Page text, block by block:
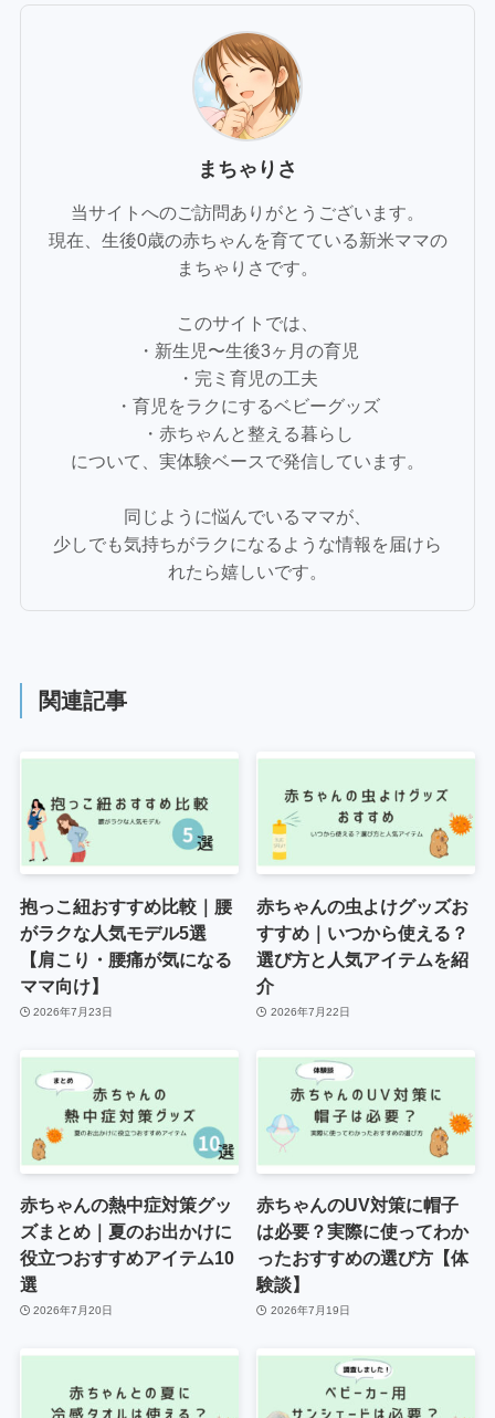
まちゃりさ
当サイトへのご訪問ありがとうございます。
現在、生後0歳の赤ちゃんを育てている新米ママの
まちゃりさです。
このサイトでは、
・新生児〜生後3ヶ月の育児
・完ミ育児の工夫
・育児をラクにするベビーグッズ
・赤ちゃんと整える暮らし
について、実体験ベースで発信しています。
同じように悩んでいるママが、
少しでも気持ちがラクになるような情報を届けら
れたら嬉しいです。
関連記事
抱っこ紐おすすめ比較｜腰
がラクな人気モデル5選
【肩こり・腰痛が気になる
ママ向け】
2026年7月23日
赤ちゃんの虫よけグッズお
すすめ｜いつから使える？
選び方と人気アイテムを紹
介
2026年7月22日
赤ちゃんの熱中症対策グッ
ズまとめ｜夏のお出かけに
役立つおすすめアイテム10
選
2026年7月20日
赤ちゃんのUV対策に帽子
は必要？実際に使ってわか
ったおすすめの選び方【体
験談】
2026年7月19日